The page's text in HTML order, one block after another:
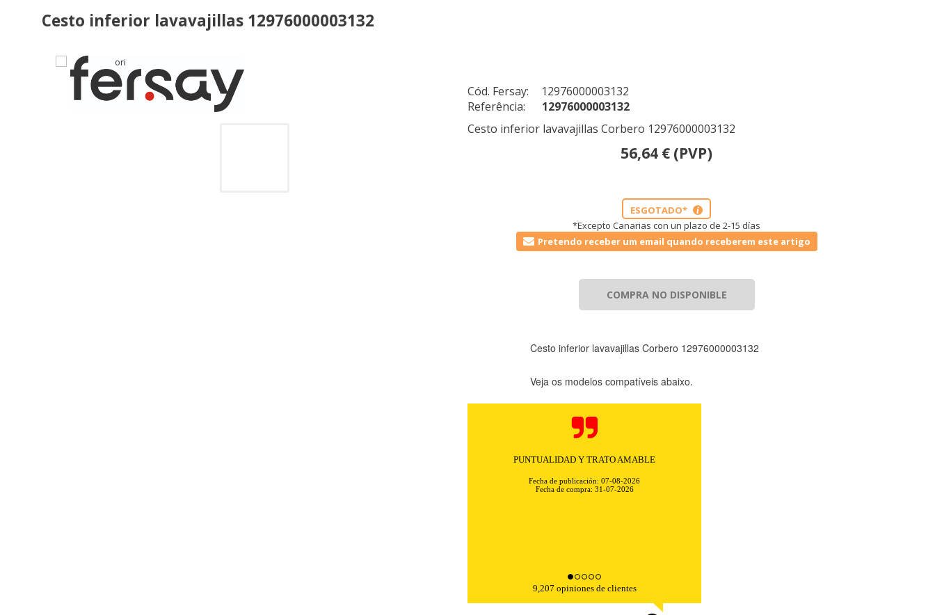
Cesto inferior lavavajillas 12976000003132
Cód. Fersay:
12976000003132
Referência:
12976000003132
Cesto inferior lavavajillas Corbero 12976000003132
56,64 € (PVP)
ESGOTADO* i
*Excepto Canarias con un plazo de 2-15 días
Pretendo receber um email quando receberem este artigo
COMPRA NO DISPONIBLE
Cesto inferior lavavajillas Corbero 12976000003132
Veja os modelos compatíveis abaixo.
PUNTUALIDAD Y TRATO AMABLE
Fecha de publicación: 07-08-2026
Fecha de compra: 31-07-2026
9,207 opiniones de clientes
HABILITAR TODO RECHAZAR TODO